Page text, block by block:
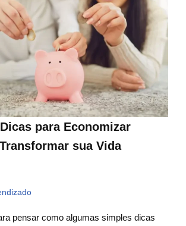
para Economizar
sua Vida
pensar como algumas simples dicas